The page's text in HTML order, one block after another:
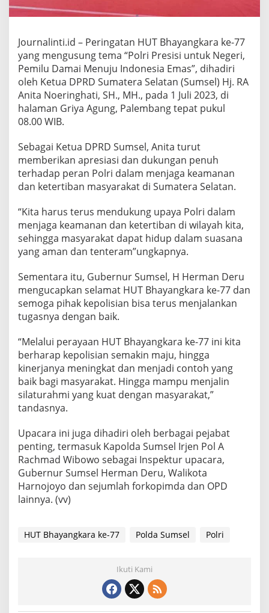
I
m
a
s
p
a
d
a
r
a
y
a
a
H
U
T
B
h
y
a
n
g
k
r
a
k
e
-
7
Journalinti.id – Peringatan HUT Bhayangkara ke-77
yang mengusung tema “Polri Presisi untuk Negeri,
Pemilu Damai Menuju Indonesia Emas”, dihadiri
oleh Ketua DPRD Sumatera Selatan (Sumsel) Hj. RA
Anita Noeringhati, SH., MH., pada 1 Juli 2023, di
halaman Griya Agung, Palembang tepat pukul
08.00 WIB.
Sebagai Ketua DPRD Sumsel, Anita turut
memberikan apresiasi dan dukungan penuh
terhadap peran Polri dalam menjaga keamanan
dan ketertiban masyarakat di Sumatera Selatan.
“Kita harus terus mendukung upaya Polri dalam
menjaga keamanan dan ketertiban di wilayah kita,
sehingga masyarakat dapat hidup dalam suasana
yang aman dan tenteram”ungkapnya.
Sementara itu, Gubernur Sumsel, H Herman Deru
mengucapkan selamat HUT Bhayangkara ke-77 dan
semoga pihak kepolisian bisa terus menjalankan
tugasnya dengan baik.
“Melalui perayaan HUT Bhayangkara ke-77 ini kita
berharap kepolisian semakin maju, hingga
kinerjanya meningkat dan menjadi contoh yang
baik bagi masyarakat. Hingga mampu menjalin
silaturahmi yang kuat dengan masyarakat,”
tandasnya.
Upacara ini juga dihadiri oleh berbagai pejabat
penting, termasuk Kapolda Sumsel Irjen Pol A
Rachmad Wibowo sebagai Inspektur upacara,
Gubernur Sumsel Herman Deru, Walikota
Harnojoyo dan sejumlah forkopimda dan OPD
lainnya. (vv)
HUT Bhayangkara ke-77 Polda Sumsel Polri
Ikuti Kami